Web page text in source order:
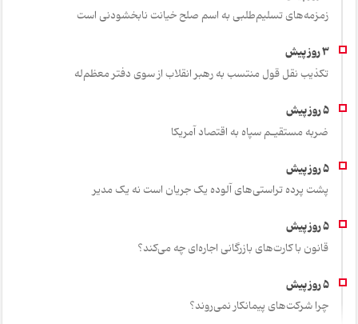
زمزمه‌های تسلیم‌طلبی به اسم صلح خیانت نابخشودنی است
تکذیب نقل قول منتسب به رهبر انقلاب از سوی دفتر معظم‌له
ضربه مستقیـم سپاه به اقتصاد آمر‌یکا
پشت پرده تراستی‌های آلوده یک جریان است نه یک مدیر
قانون با کارت‌های بازرگانی اجاره‌ای چه می‌کند؟
چرا شرکت‌های پیمانکار نمی‌روند؟